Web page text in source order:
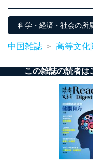
科学・経済・社会の所
中国雑誌 > 高等文化
この雑誌の読者は